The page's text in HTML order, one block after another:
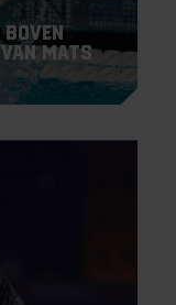
Mats